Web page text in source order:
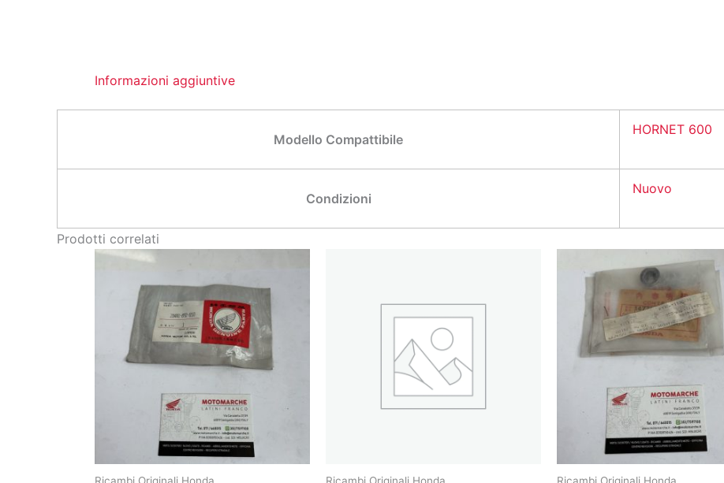
Informazioni aggiuntive
Modello Compattibile
HORNET 600
Condizioni
Nuovo
Prodotti correlati
Ricambi Originali Honda Ricambi Originali Honda Ricambi Originali Honda